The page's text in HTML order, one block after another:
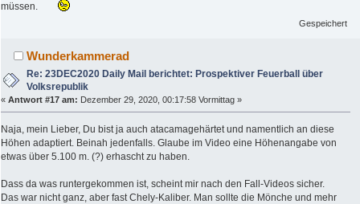
müssen.
Gespeichert
Wunderkammerad
Re: 23DEC2020 Daily Mail berichtet: Prospektiver Feuerball über
Volksrepublik
« Antwort #17 am: Dezember 29, 2020, 00:17:58 Vormittag »
Naja, mein Lieber, Du bist ja auch atacamagehärtet und namentlich an diese
Höhen adaptiert. Beinah jedenfalls. Glaube im Video eine Höhenangabe von
etwas über 5.100 m. (?) erhascht zu haben.
Dass da was runtergekommen ist, scheint mir nach den Fall-Videos sicher.
Das war nicht ganz, aber fast Chely-Kaliber. Man sollte die Mönche und mehr